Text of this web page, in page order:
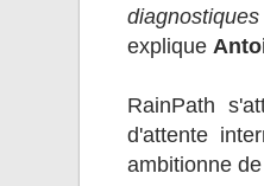
explique
RainPath
d'attente
ambitionne